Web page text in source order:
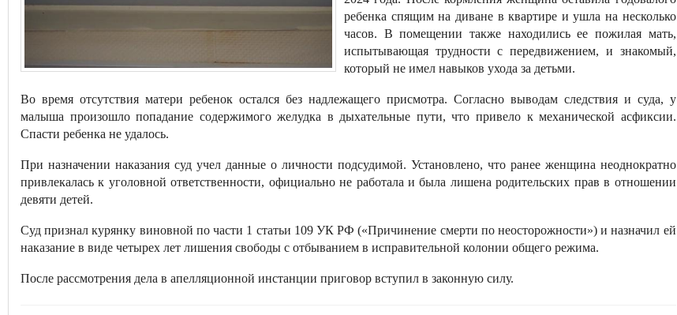
ребенка спящим на диване в квартире и ушла на несколько
часов. В помещении также находились ее пожилая мать,
испытывающая трудности с передвижением, и знакомый,
который не имел навыков ухода за детьми.
Во время отсутствия матери ребенок остался без надлежащего присмотра. Согласно выводам следствия и суда, у
малыша произошло попадание содержимого желудка в дыхательные пути, что привело к механической асфиксии.
Спасти ребенка не удалось.
При назначении наказания суд учел данные о личности подсудимой. Установлено, что ранее женщина неоднократно
привлекалась к уголовной ответственности, официально не работала и была лишена родительских прав в отношении
девяти детей.
Суд признал курянку виновной по части 1 статьи 109 УК РФ («Причинение смерти по неосторожности») и назначил ей
наказание в виде четырех лет лишения свободы с отбыванием в исправительной колонии общего режима.
После рассмотрения дела в апелляционной инстанции приговор вступил в законную силу.